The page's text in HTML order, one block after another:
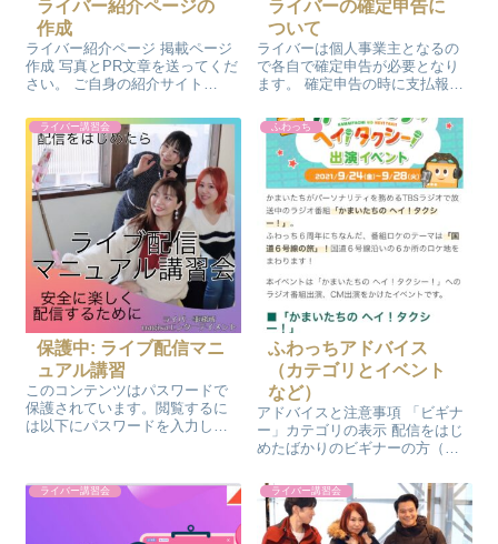
ライバー紹介ページの
作成
ライバー紹介ページ 掲載ページ
作成 写真とPR文章を送ってくだ
さい。 ご自身の紹介サイト
ョップなどいくつでも) このペー
ジに全て紹介したい内容を載せ
ることが出来るので ぜひご自身
のプロフィールページ...
ライバーの確定申告に
ついて
ライバーは個人事業主となるの
で各自で確定申告が必要となり
ます。 確定申告の時に支払報告
分の税金を払いすぎている場合
は戻ってきます。 ライバー報酬
は収入となるので、他の報酬の
合計により住民税なども変わっ
てきます。 ...
ライバー講習会
保護中: ライブ配信マニ
ュアル講習
このコンテンツはパスワードで
保護されています。閲覧するに
は以下にパスワードを入力して
ふわっち
ふわっちアドバイス
（カテゴリとイベント
など）
アドバイスと注意事項 「ビギナ
ー」カテゴリの表示 配信をはじ
めたばかりのビギナーの方（配
れるカテゴリです。 ひよこを受
け取れる最大数 1,000個から
3,000個になりました。 ビギナー
の配信者は自動的に振り分...
ライバー講習会 ライバー講習会